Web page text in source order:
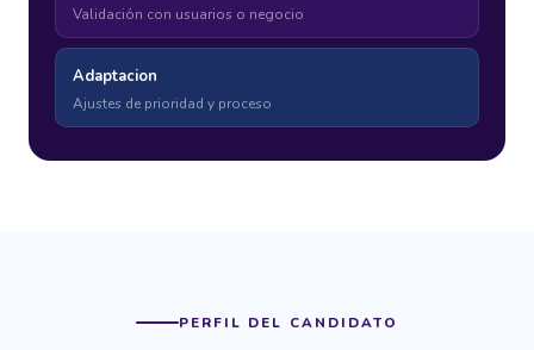
Validación con usuarios o negocio
Adaptacion
Ajustes de prioridad y proceso
PERFIL DEL CANDIDATO